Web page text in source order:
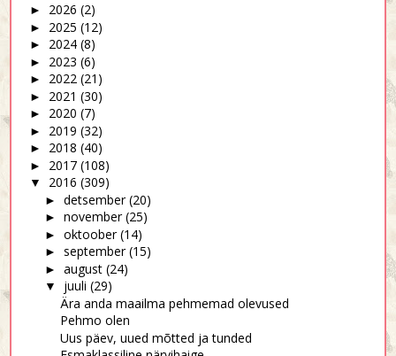
► 2026 (2)
► 2025 (12)
► 2024 (8)
► 2023 (6)
► 2022 (21)
► 2021 (30)
► 2020 (7)
► 2019 (32)
► 2018 (40)
► 2017 (108)
▼ 2016 (309)
► detsember (20)
► november (25)
► oktoober (14)
► september (15)
► august (24)
▼ juuli (29)
Ära anda maailma pehmemad olevused
Pehmo olen
Uus päev, uued mõtted ja tunded